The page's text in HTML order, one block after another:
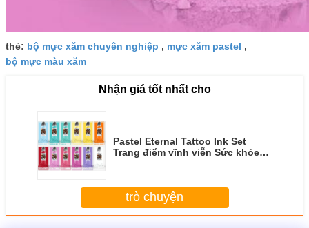
thẻ: bộ mực xăm chuyên nghiệp , mực xăm pastel ,
bộ mực màu xăm
Nhận giá tốt nhất cho
Pastel Eternal Tattoo Ink Set
Trang điểm vĩnh viễn Sức khỏe
trò chuyện